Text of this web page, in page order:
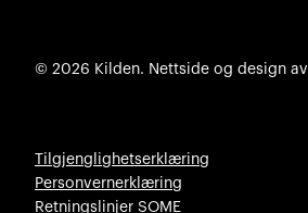
© 2026 Kilden. Nettside og design av
Tilgjenglighetserklæring
Personvernerklæring
Retningslinjer SOME